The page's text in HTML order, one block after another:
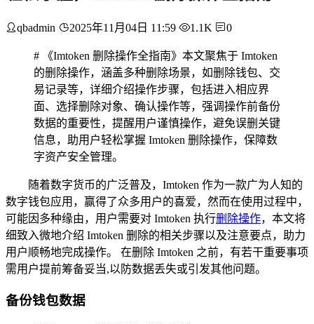
qbadmin 2025年11月04日 11:59 1.1K 0
# 《Imtoken 删除操作全指南》本文聚焦于 Imtoken
的删除操作，涵盖多种删除场景，如删除钱包、交
易记录等，详细介绍操作步骤，包括进入相应界
面、选择删除对象、确认操作等，强调操作前备份
数据的重要性，提醒用户谨慎操作，避免误删关键
信息，助用户轻松掌握 Imtoken 删除操作，保障数
字资产安全管理。
随着数字货币的广泛普及，Imtoken 作为一款广为人知的
数字钱包应用，赢得了众多用户的喜爱，然而在使用过程中，
可能因多种缘由，用户需要对 Imtoken 执行删除操作，本文将
细致入微地介绍 Imtoken 删除的相关步骤以及注意要点，助力
用户顺畅地完成操作。 在删除 Imtoken 之前，有若干重要事项
需用户提前筹备妥当,以防数据丢失或引发其他问题。
备份钱包数据